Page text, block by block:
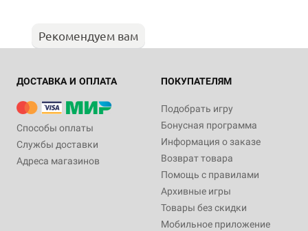
Рекомендуем вам
ДОСТАВКА И ОПЛАТА
Способы оплаты
Службы доставки
Адреса магазинов
ПОКУПАТЕЛЯМ
Подобрать игру
Бонусная программа
Информация о заказе
Возврат товара
Помощь с правилами
Архивные игры
Товары без скидки
Мобильное приложение